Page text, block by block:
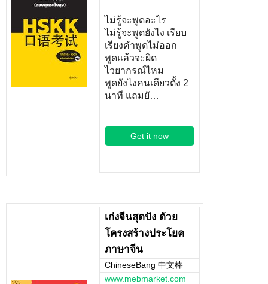
ไม่รู้จะพูดอะไร
ไม่รู้จะพูดยังไง เรียบ
เรียงคำพูดไม่ออก
พูดแล้วจะผิด
ไวยากรณ์ไหม
พูดยังไงคนเดียวตั้ง 2
นาที แถมยั…
Get it now
เก่งจีนสุดปัง ด้วย
โครงสร้างประโยค
ภาษาจีน
ChineseBang 中文棒
www.mebmarket.com